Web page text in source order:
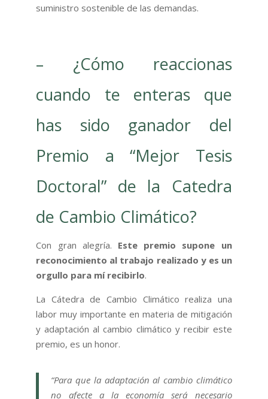
suministro sostenible de las demandas.
– ¿Cómo reaccionas
cuando te enteras que
has sido ganador del
Premio a “Mejor Tesis
Doctoral” de la Catedra
de Cambio Climático?
Con gran alegría. Este premio supone un
reconocimiento al trabajo realizado y es un
orgullo para mí recibirlo.
La Cátedra de Cambio Climático realiza una
labor muy importante en materia de mitigación
y adaptación al cambio climático y recibir este
premio, es un honor.
“Para que la adaptación al cambio climático
no afecte a la economía será necesario